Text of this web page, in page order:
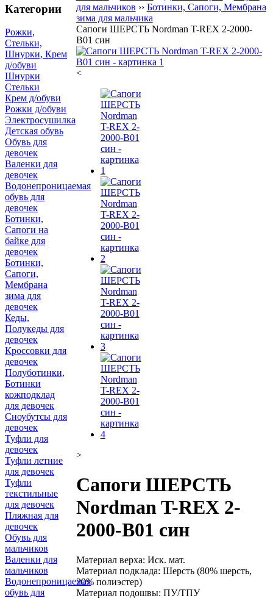
для мальчиков ›› Ботинки, Сапоги, Мембрана
зима для мальчика
Сапоги ШЕРСТЬ Nordman T-REX 2-2000-
B01 син
<
>
Сапоги ШЕРСТЬ
Nordman T-REX 2-
2000-B01 син
Материал верха: Иск. мат.
Материал подклада: Шерсть (80% шерсть,
20% полиэстер)
Материал подошвы: ПУ/ТПУ
Категории
Рожки,
Стельки,
Шнурки, Крем
д/обуви
Шнурки
Стельки
Крем д/обуви
Рожки д/обуви
Электросушилка
Детская обувь
Обувь для
девочек
Валенки для
девочек
Водонепроницаемая
обувь для
девочек
Ботинки,
Сапоги на
байке для
девочек
Ботинки,
Сапоги,
Мембрана
зима для
девочек
Кеды,
Полукеды для
девочек
Кроссовки для
девочек
Полуботинки,
Ботинки
кожподклад
для девочек
Сноубутсы для
девочек
Туфли для
девочек
Туфли летние
для девочек
Туфли
текстильные
для девочек
Пляжная для
девочек
Обувь для
мальчиков
Валенки для
мальчиков
Водонепроницаемая
обувь для